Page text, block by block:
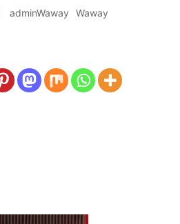
adminWaway Waway